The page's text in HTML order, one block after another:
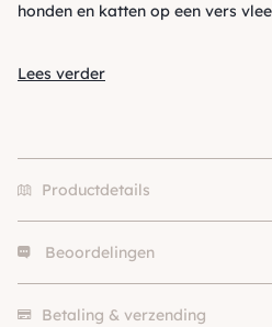
honden en katten op een vers
Lees verder
Productdetails
Eiwitbron
Size
Merk
Beoordelingen
Betaling & verzending